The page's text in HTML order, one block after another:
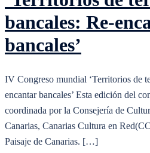
bancales: Re-
bancales’
IV Congreso mundial ‘Territorios de
encantar bancales’ Esta edición del
coordinada por la Consejería de
Canarias, Canarias Cultura en
Paisaje de Canarias. […]